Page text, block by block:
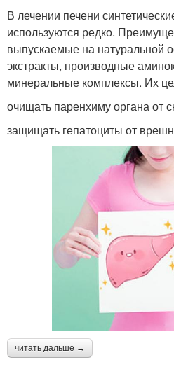
В лечении печени
используются редко.
выпускаемые на натуральной
экстракты, производные
минеральные комплексы. Их
очищать паренхиму органа от
защищать гепатоциты от
читать дальше →